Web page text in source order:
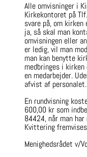
Alle omvisninger i
Kirkekontoret på
svare på, om
ja, så skal man
omvisningen eller
er ledig, vil man
man kan benytte
medbringes i
en medarbejder.
afvist af personalet.
En rundvisning
600,00 kr som
84424, når man
Kvittering
Menighedsrådet v/